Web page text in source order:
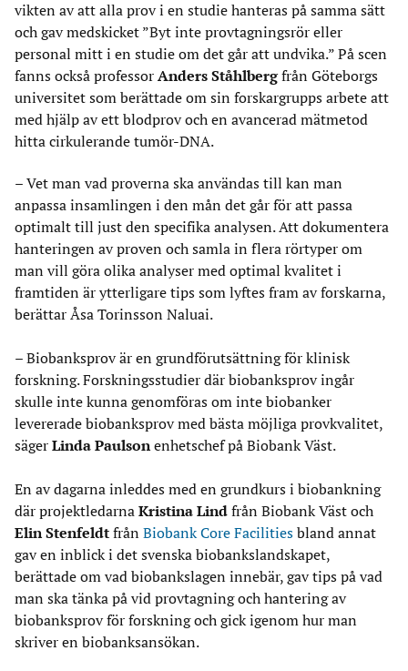
vikten av att alla prov i en studie hanteras på samma sätt
och gav medskicket ”Byt inte provtagningsrör eller
personal mitt i en studie om det går att undvika.” På scen
fanns också professor Anders Ståhlbergfrån Göteborgs
universitet som berättade om sin forskargrupps arbete att
med hjälp av ett blodprov och en avancerad mätmetod
hitta cirkulerande tumör-DNA.
– Vet man vad proverna ska användas till kan man
anpassa insamlingen i den mån det går för att passa
optimalt till just den specifika analysen. Att dokumentera
hanteringen av proven och samla in flera rörtyper om
man vill göra olika analyser med optimal kvalitet i
framtiden är ytterligare tips som lyftes fram av forskarna,
berättar Åsa Torinsson Naluai.
– Biobanksprov är en grundförutsättning för klinisk
forskning. Forskningsstudier där biobanksprov ingår
skulle inte kunna genomföras om inte biobanker
levererade biobanksprov med bästa möjliga provkvalitet,
säger Linda Paulsonenhetschef på Biobank Väst.
En av dagarna inleddes med en grundkurs i biobankning
där projektledarna Kristina Lind från Biobank Väst och
Elin Stenfeldt från Biobank Core Facilities bland annat
gav en inblick i det svenska biobankslandskapet,
berättade om vad biobankslagen innebär, gav tips på vad
man ska tänka på vid provtagning och hantering av
biobanksprov för forskning och gick igenom hur man
skriver en biobanksansökan.